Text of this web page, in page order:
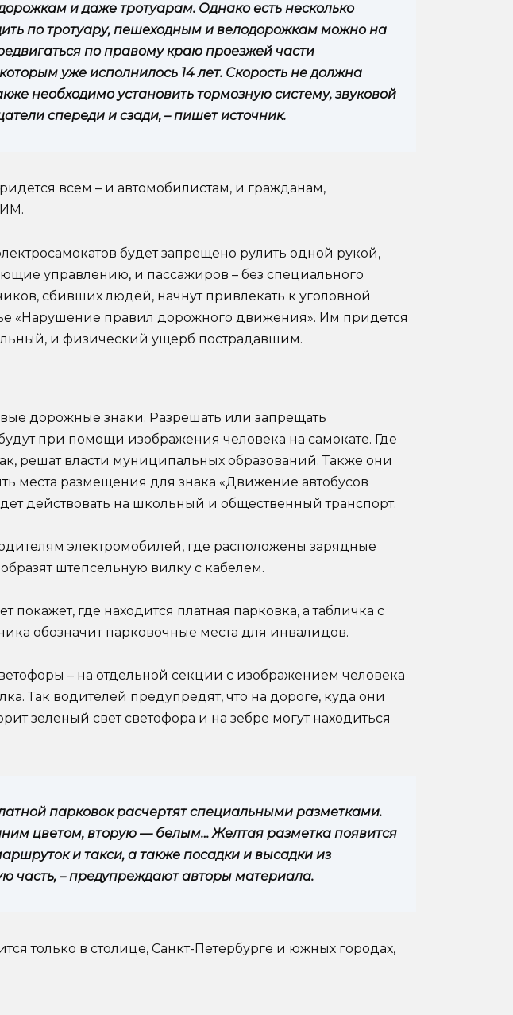
и даже тротуарам. Однако есть несколько
по тротуару, пешеходным и велодорожкам можно на
по правому краю проезжей части
уже исполнилось 14 лет. Скорость не должна
необходимо установить тормозную систему, звуковой
спереди и сзади, – пишет источник.
всем – и автомобилистам, и гражданам,
будет запрещено рулить одной рукой,
управлению, и пассажиров – без специального
сбивших людей, начнут привлекать к уголовной
«Нарушение правил дорожного движения». Им придется
и физический ущерб пострадавшим.
дорожные знаки. Разрешать или запрещать
при помощи изображения человека на самокате. Где
решат власти муниципальных образований. Также они
места размещения для знака «Движение автобусов
действовать на школьный и общественный транспорт.
электромобилей, где расположены зарядные
штепсельную вилку с кабелем.
покажет, где находится платная парковка, а табличка с
обозначит парковочные места для инвалидов.
– на отдельной секции с изображением человека
Так водителей предупредят, что на дороге, куда они
зеленый свет светофора и на зебре могут находиться
парковок расчертят специальными разметками.
цветом, вторую — белым… Желтая разметка появится
и такси, а также посадки и высадки из
часть, – предупреждают авторы материала.
только в столице, Санкт-Петербурге и южных городах,